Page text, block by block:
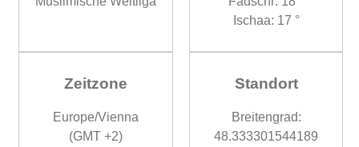
Ischaa: 17 °
Zeitzone
Europe/Vienna
(GMT +2)
Standort
Breitengrad:
48.333301544189